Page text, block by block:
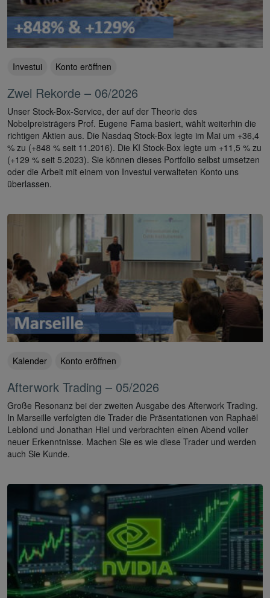
Investui Konto eröffnen
Zwei Rekorde – 06/2026
Unser Stock-Box-Service, der auf der Theorie des
Nobelpreisträgers Prof. Eugene Fama basiert, wählt weiterhin die
richtigen Aktien aus. Die Nasdaq Stock-Box legte im Mai um +36,4
% zu (+848 % seit 11.2016). Die KI Stock-Box legte um +11,5 % zu
(+129 % seit 5.2023). Sie können dieses Portfolio selbst umsetzen
oder die Arbeit mit einem von Investui verwalteten Konto uns
überlassen.
Kalender Konto eröffnen
Afterwork Trading – 05/2026
Große Resonanz bei der zweiten Ausgabe des Afterwork Trading.
In Marseille verfolgten die Trader die Präsentationen von Raphaël
Leblond und Jonathan Hiel und verbrachten einen Abend voller
neuer Erkenntnisse. Machen Sie es wie diese Trader und werden
auch Sie Kunde.